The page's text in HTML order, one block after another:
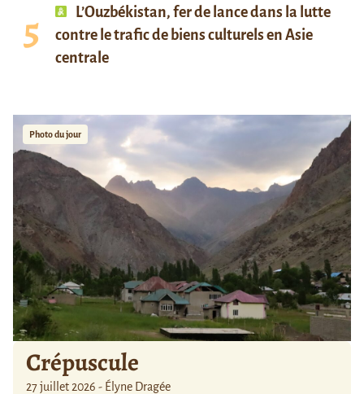
L’Ouzbékistan, fer de lance dans la lutte
contre le trafic de biens culturels en Asie
centrale
Photo du jour
Crépuscule
27 juillet 2026 - Élyne Dragée